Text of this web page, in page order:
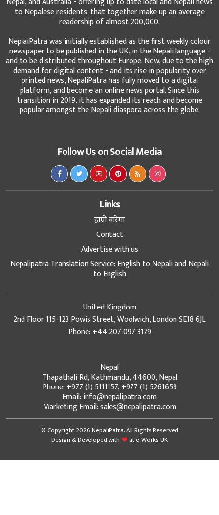
to Nepalese residents, that together make up an average
readership of almost 200,000.
NeplaiPatra was initially established as the first weekly colour
newspaper to be published in the UK, in the Nepali language -
and to be distributed throughout Europe. Now, due to the high
demand for digital content - and its rise in popularity over
printed news, NepaliPatra has fully moved to a digital
platform, and become an online news portal. Since this
transition in 2019, it has expanded its reach and become
popular amongst the Nepali diaspora across the globe.
Follow Us on Social Media
Links
हाम्रो बारेमा
Contact
Advertise with us
Nepalipatra Translation Service: English to Nepali and Nepali
to English
United Kingdom
2nd Floor 115-123 Powis Street, Woolwich, London SE18 6JL
Phone: +44 207 097 3179
Nepal
Thapathali Rd, Kathmandu, 44600, Nepal
Phone: +977 (1) 5111157, +977 (1) 5261659
Email: info@nepalipatra.com
Marketing Email: sales@nepalipatra.com
© Copyright 2026 NepaliPatra. All Rights Reserved
Design & Developed with
ate-Works UK